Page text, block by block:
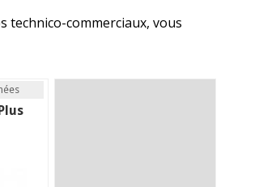
technico-commerciaux, vous